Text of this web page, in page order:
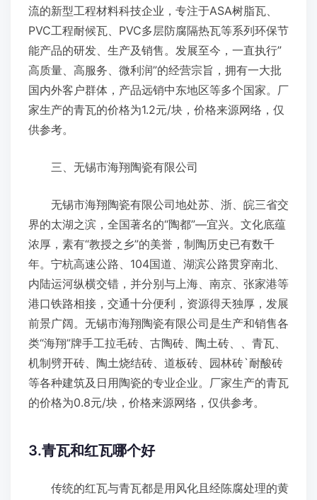
流的新型工程材料科技企业，专注于ASA树脂瓦、
PVC工程耐候瓦、PVC多层防腐隔热瓦等系列环保节
能产品的研发、生产及销售。发展至今，一直执行”
高质量、高服务、微利润”的经营宗旨，拥有一大批
国内外客户群体，产品远销中东地区等多个国家。厂
家生产的青瓦的价格为1.2元/块，价格来源网络，仅
供参考。
三、无锡市海翔陶瓷有限公司
无锡市海翔陶瓷有限公司地处苏、浙、皖三省交
界的太湖之滨，全国著名的“陶都”—宜兴。文化底蕴
浓厚，素有“教授之乡”的美誉，制陶历史已有数千
年。宁杭高速公路、104国道、湖滨公路贯穿南北、
内陆运河纵横交错，并分别与上海、南京、张家港等
港口铁路相接，交通十分便利，资源得天独厚，发展
前景广阔。无锡市海翔陶瓷有限公司是生产和销售各
类“海翔”牌手工拉毛砖、古陶砖、陶土砖、、青瓦、
机制劈开砖、陶土烧结砖、道板砖、园林砖`耐酸砖
等各种建筑及日用陶瓷的专业企业。厂家生产的青瓦
的价格为0.8元/块，价格来源网络，仅供参考。
3.青瓦和红瓦哪个好
传统的红瓦与青瓦都是用风化且经陈腐处理的黄